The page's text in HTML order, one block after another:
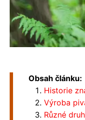
Obsah článku:
Historie
Výroba
Různé